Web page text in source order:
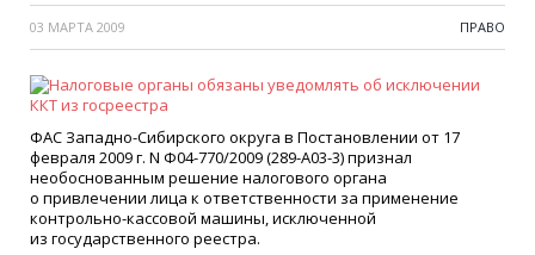
03 МАРТА 2009 ПРАВО
ФАС Западно-Сибирского округа в Постановлении от 17
февраля 2009 г. N Ф04-770/2009(289-А03-3) признал
необоснованным решение налогового органа
о привлечении лица к ответственности за применение
контрольно-кассовой машины, исключенной
из государственного реестра.